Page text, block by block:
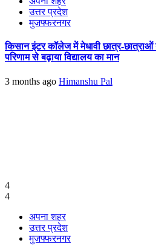
उत्तर प्रदेश
मुजफ्फरनगर
किसान इंटर कॉलेज में मेधावी छात्र-छात्राओं
परिणाम से बढ़ाया विद्यालय का मान
3 months ago Himanshu Pal
4
4
अपना शहर
उत्तर प्रदेश
मुजफ्फरनगर